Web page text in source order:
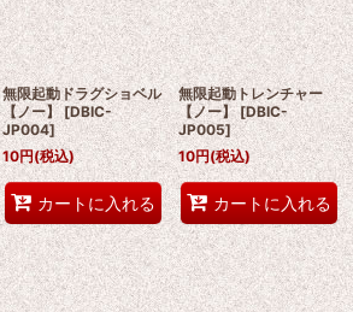
無限起動ドラグショベル
【ノー】 [DBIC-
JP004]
10円(税込)
カートに入れる
無限起動トレンチャー
【ノー】 [DBIC-
JP005]
10円(税込)
カートに入れる